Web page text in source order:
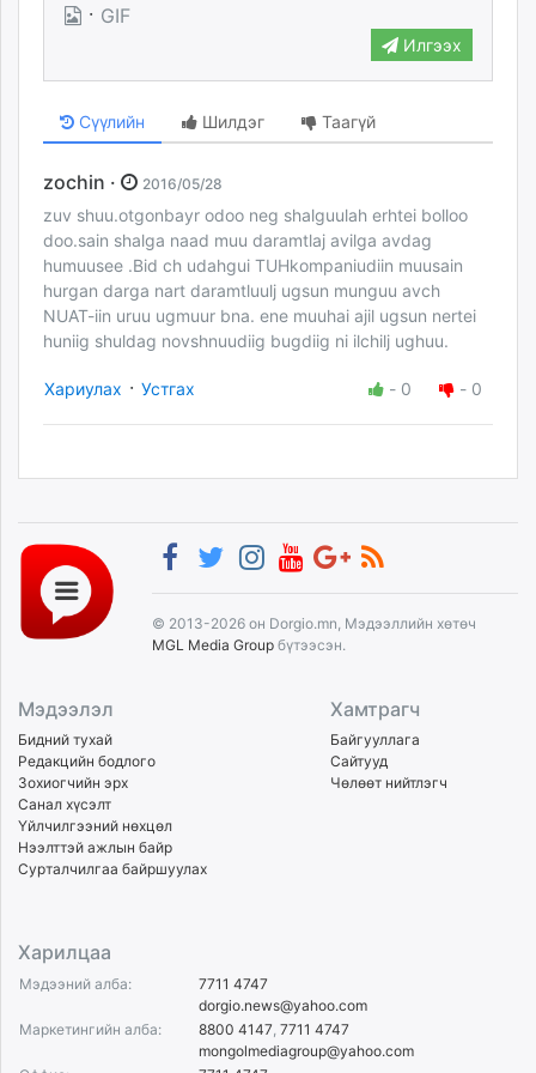
unuudur.mn
mglradio.com
fact.mn
itoim.mn
tumen.mn
times.mn
tvmongolia.mn
mass.mn
unegui.mn
assa.mn
toim.mn
· GIF
Илгээх
Сүүлийн Шилдэг Таагүй
zochin · 2016/05/28
zuv shuu.otgonbayr odoo neg shalguulah erhtei bolloo
doo.sain shalga naad muu daramtlaj avilga avdag
humuusee .Bid ch udahgui TUHkompaniudiin muusain
hurgan darga nart daramtluulj ugsun munguu avch
NUAT-iin uruu ugmuur bna. ene muuhai ajil ugsun nertei
huniig shuldag novshnuudiig bugdiig ni ilchilj ughuu.
Хариулах · Устгах - 0 - 0
© 2013-2026 он Dorgio.mn, Мэдээллийн хөтөч
MGL Media Group бүтээсэн.
Мэдээлэл
Бидний тухай
Редакцийн бодлого
Зохиогчийн эрх
Санал хүсэлт
Үйлчилгээний нөхцөл
Нээлттэй ажлын байр
Сурталчилгаа байршуулах
Хамтрагч
Байгууллага
Сайтууд
Чөлөөт нийтлэгч
Харилцаа
Мэдээний алба:
7711 4747
dorgio.news@yahoo.com
Маркетингийн алба:
8800 4147 7711 4747
mongolmediagroup@yahoo.com